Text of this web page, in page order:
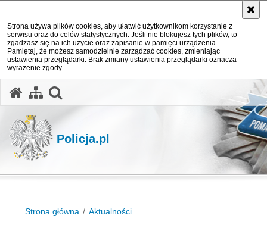
Strona używa plików cookies, aby ułatwić użytkownikom korzystanie z
serwisu oraz do celów statystycznych. Jeśli nie blokujesz tych plików, to
zgadzasz się na ich użycie oraz zapisanie w pamięci urządzenia.
Pamiętaj, że możesz samodzielnie zarządzać cookies, zmieniając
ustawienia przeglądarki. Brak zmiany ustawienia przeglądarki oznacza
wyrażenie zgody.
Policja.pl
Strona główna Aktualności